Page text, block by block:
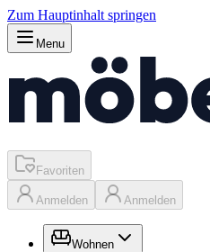
Zum Hauptinhalt springen
Menu
Favoriten
Anmelden Anmelden
Wohnen